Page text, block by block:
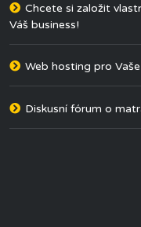
Chcete si založit
Váš business!
Web hosting pro
Diskusní fórum o